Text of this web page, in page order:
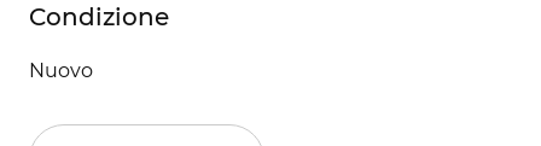
Condizione
Nuovo